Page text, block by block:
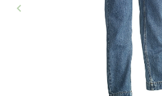
Précédent
keyboard_arrow_left